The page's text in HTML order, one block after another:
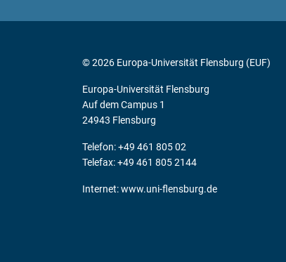
© 2026 Europa-Universität Flensburg (EUF)
Europa-Universität Flensburg
Auf dem Campus 1
24943 Flensburg
Telefon: +49 461 805 02
Telefax: +49 461 805 2144
Internet:www.uni-flensburg.de